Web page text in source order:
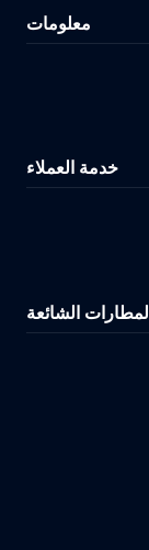
معلومات
خدمة العملاء
المطارات الشائعة